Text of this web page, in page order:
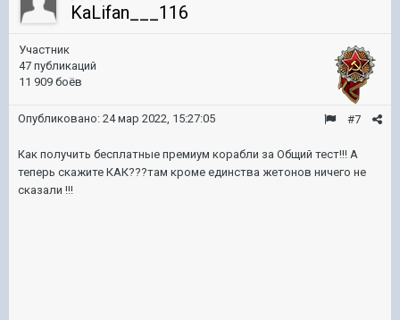
KaLifan___116
Участник
47 публикаций
11 909 боёв
#7
Опубликовано: 24 мар 2022, 15:27:05
Как получить бесплатные премиум корабли за Общий тест!!! А
теперь скажите КАК???там кроме единства жетонов ничего не
сказали !!!